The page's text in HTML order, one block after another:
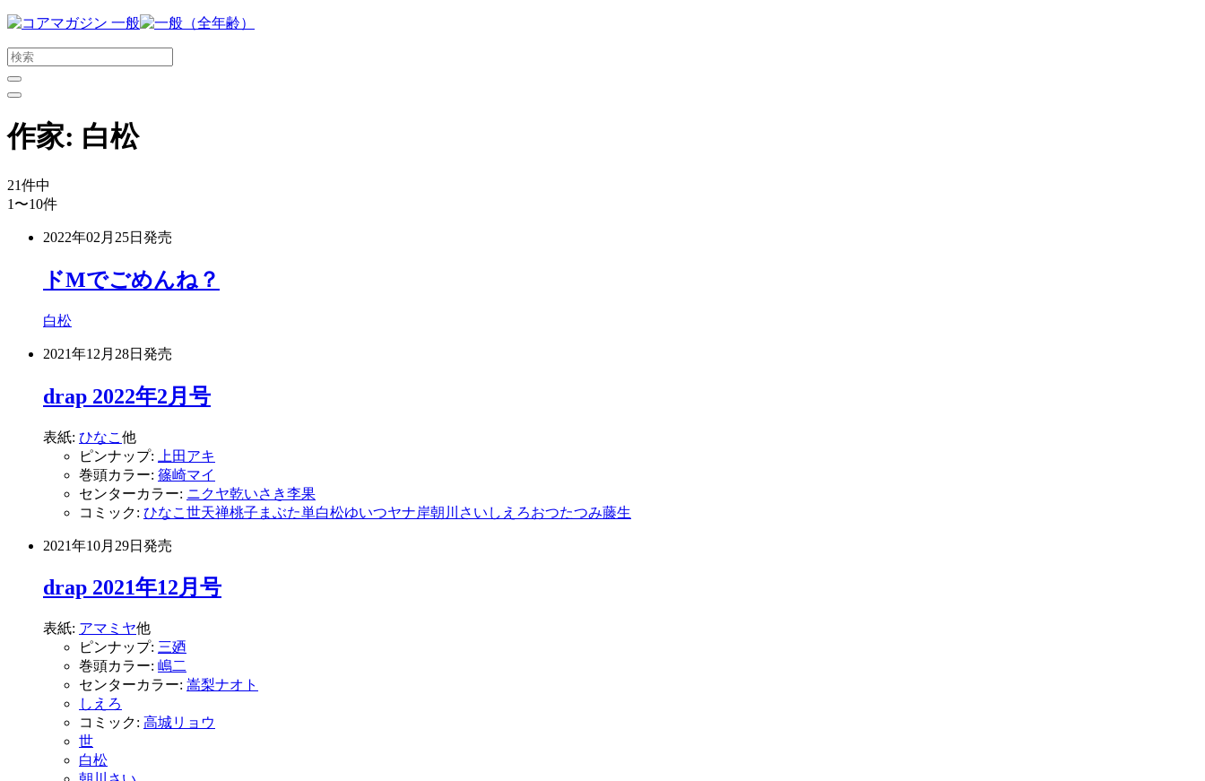
メ
ン
コ
ン
ン
ツ
ス
キ
作家: 白松
21件中
1〜10件
2022年02月25日 発売
ドMでごめんね？
白松
2021年12月28日 発売
drap 2022年2月号
表紙: ひなこ 他
ピンナップ:
上田アキ
巻頭カラー: 篠崎マイ
センターカラー: ニクヤ乾いさき李果
コミック: ひなこ 世天禅桃子 まぶた単白松ゆいつヤナ岸朝川さい しえろおつたつみ藤生
2021年10月29日 発売
drap 2021年12月号
表紙: アマミヤ他
ピンナップ: 三廼
巻頭カラー: 嶋二
センターカラー: 嵩梨ナオト
しえろ
コミック: 高城リョウ
世
白松